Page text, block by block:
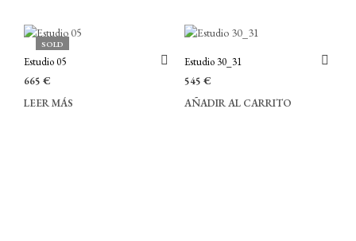
SOLD
Estudio 05
665 €
LEER MÁS
Estudio 30_31
545 €
AÑADIR AL CARRITO